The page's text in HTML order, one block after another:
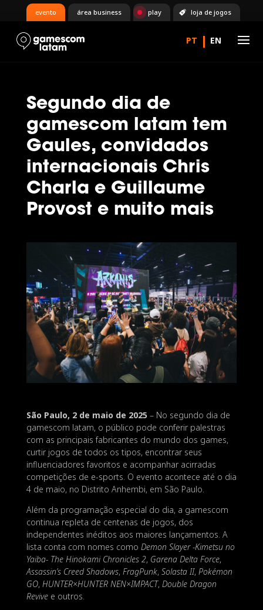
evento área business play loja de jogos
Segundo dia de
gamescom latam tem
Gaules, convidados
internacionais Chris
Charla e Guillaume
Provost e muito mais
São Paulo, 2 de maio de 2025– No segundo dia de
gamescom latam, o público pode conferir palestras
com as principais fabricantes do mundo dos games,
curtir jogos de todos os tipos, encontrar seus
influenciadores favoritos e acompanhar acirradas
competições de e-sports. O evento acontece até o dia
4 de maio, no Distrito Anhembi, em São Paulo.
Além da programação especial do dia, a gamescom
continua repleta de centenas de jogos, dos
independentes inéditos aos maiores lançamentos. A
lista conta com nomes como Demon Slayer -Kimetsu no
Yaiba- The Hinokami Chronicles 2, Garena Delta Force,
Assassin’s Creed Shadows, FragPunk, Solasta II, Pokémon
GO, HUNTER×HUNTER NEN×IMPACT, Double Dragon
Revivee outros.